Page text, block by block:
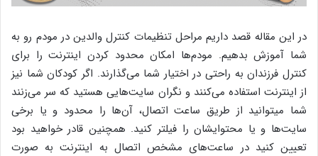
در این مقاله قصد داریم مراحل تنظیمات کنترل والدین در مودم‌ رو به
شما آموزش بدهیم. مودم‌ها امکان محدود کردن اینترنت را برای
کنترل فرزندان به راحتی در اختیار شما می‌گذارند. اگر کودکان شما نیز
از اینترنت استفاده می‌کنند و نگران سایت‌هایی هستید که سر می‌زنند
شما میتوانید از طریق ساعت اتصال، آن‌ها را محدود و یا برخی
سایت‌ها و یا محتوایشان را فیلتر کنید. همچنین قادر خواهید بود
تعیین کنید در ساعت‌های مشخص اتصال به اینترنت به صورت